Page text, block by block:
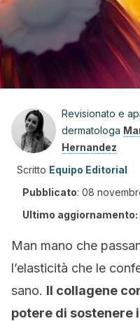
Revisionato e
dermatologa
Hernandez
Scritto Equipo Editorial
Pubblicato: 08
Ultimo aggiornamento:
Man mano che
l’elasticità che le
sano. Il collagene
potere di sostenere